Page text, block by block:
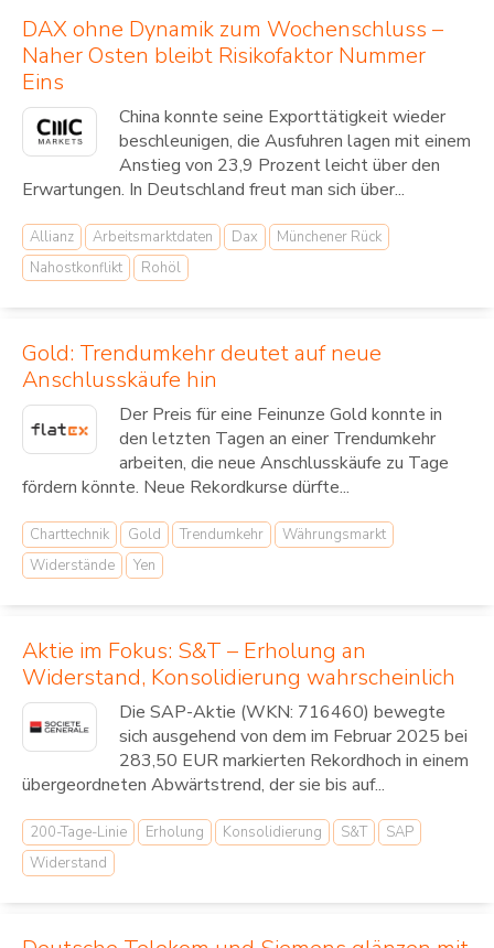
DAX ohne Dynamik zum Wochenschluss –
Naher Osten bleibt Risikofaktor Nummer
Eins
China konnte seine Exporttätigkeit wieder
beschleunigen, die Ausfuhren lagen mit einem
Anstieg von 23,9 Prozent leicht über den
Erwartungen. In Deutschland freut man sich über...
Allianz Arbeitsmarktdaten Dax
Münchener Rück
Nahostkonflikt
Rohöl
Gold: Trendumkehr deutet auf neue
Anschlusskäufe hin
Der Preis für eine Feinunze Gold konnte in
den letzten Tagen an einer Trendumkehr
arbeiten, die neue Anschlusskäufe zu Tage
fördern könnte. Neue Rekordkurse dürfte...
Charttechnik Gold Trendumkehr
Währungsmarkt
Widerstände
Yen
Aktie im Fokus: S&T – Erholung an
Widerstand, Konsolidierung wahrscheinlich
Die SAP-Aktie (WKN: 716460) bewegte
sich ausgehend von dem im Februar 2025 bei
283,50 EUR markierten Rekordhoch in einem
übergeordneten Abwärtstrend, der sie bis auf...
200-Tage-Linie Erholung Konsolidierung S&T
SAP
Widerstand